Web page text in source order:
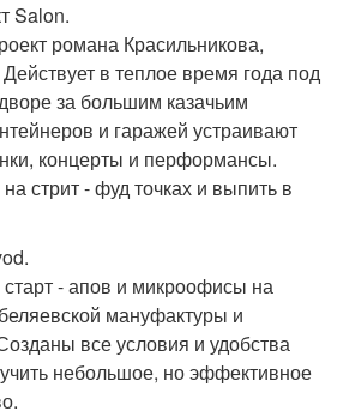
Salon.
романа Красильникова,
в теплое время года под
за большим казачьим
и гаражей устраивают
концерты и перформансы.
стрит - фуд точках и выпить в
- апов и микроофисы на
мануфактуры и
все условия и удобства
небольшое, но эффективное